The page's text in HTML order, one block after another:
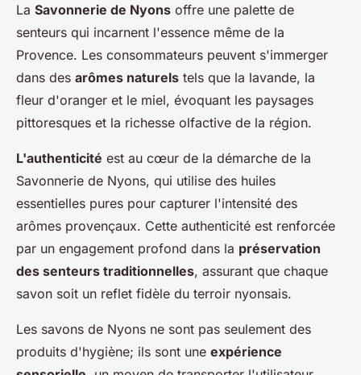
La Savonnerie de Nyons offre une palette de
senteurs qui incarnent l'essence même de la
Provence. Les consommateurs peuvent s'immerger
dans des arômes naturels tels que la lavande, la
fleur d'oranger et le miel, évoquant les paysages
pittoresques et la richesse olfactive de la région.
L'authenticité est au cœur de la démarche de la
Savonnerie de Nyons, qui utilise des huiles
essentielles pures pour capturer l'intensité des
arômes provençaux. Cette authenticité est renforcée
par un engagement profond dans la préservation
des senteurs traditionnelles, assurant que chaque
savon soit un reflet fidèle du terroir nyonsais.
Les savons de Nyons ne sont pas seulement des
produits d'hygiène; ils sont une expérience